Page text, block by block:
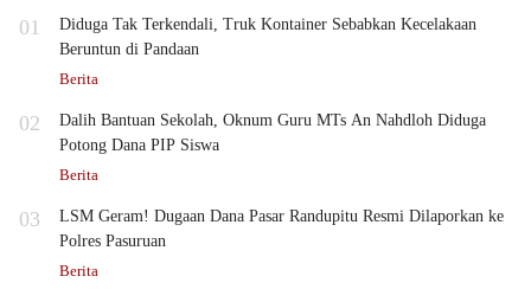
01
Diduga Tak Terkendali, Truk Kontainer Sebabkan Kecelakaan
Beruntun di Pandaan
Berita
02
Dalih Bantuan Sekolah, Oknum Guru MTs An Nahdloh Diduga
Potong Dana PIP Siswa
Berita
03
LSM Geram! Dugaan Dana Pasar Randupitu Resmi Dilaporkan ke
Polres Pasuruan
Berita